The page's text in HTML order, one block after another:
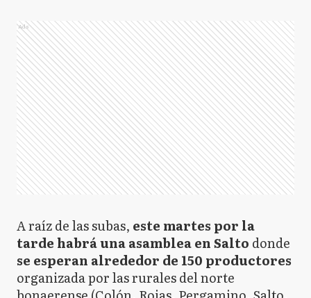
Ads
A raíz de las subas, este martes por la
tarde habrá una asamblea en Salto donde
se esperan alrededor de 150 productores
organizada por las rurales del norte